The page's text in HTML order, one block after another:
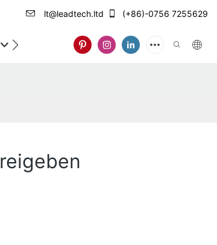
lt@leadtech.ltd (+86)-0756 7255629